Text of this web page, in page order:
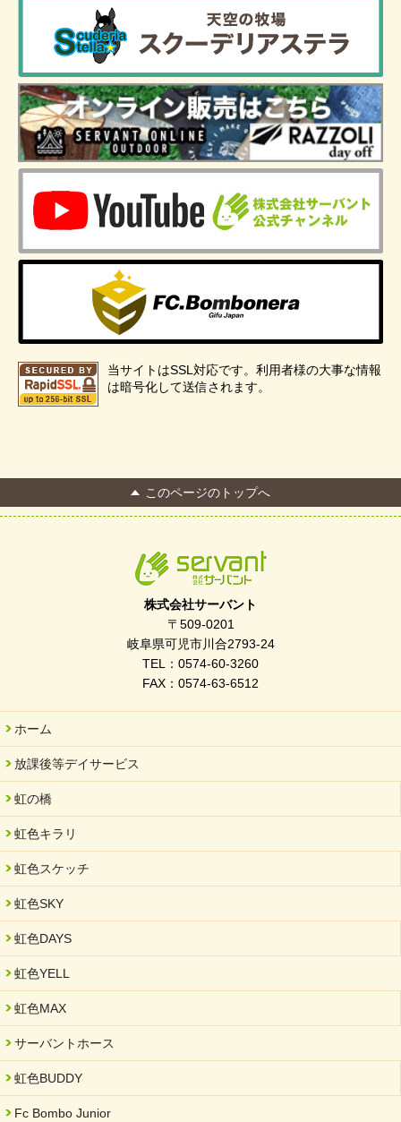
当サイトはSSL対応です。利用者様の大事な情報
は暗号化して送信されます。
このページのトップへ
株式会社サーバント
〒509-0201
岐阜県可児市川合2793-24
TEL：0574-60-3260
FAX：0574-63-6512
ホーム
放課後等デイサービス
虹の橋
虹色キラリ
虹色スケッチ
虹色SKY
虹色DAYS
虹色YELL
虹色MAX
サーバントホース
虹色BUDDY
Fc Bombo Junior